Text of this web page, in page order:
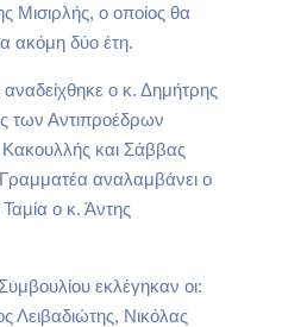
Μισιρλής, ο οποίος θα
ακόμη δύο έτη.
ο κ. Δημήτρης
των Αντιπροέδρων
και Σάββας
αναλαμβάνει ο
ο κ. Άντης
εκλέγηκαν οι:
Λειβαδιώτης, Νικόλας